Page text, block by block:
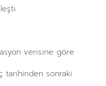
verisine göre
tarihinden sonraki